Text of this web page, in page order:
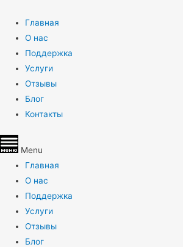
Главная
О нас
Поддержка
Услуги
Отзывы
Блог
Контакты
Menu
Главная
О нас
Поддержка
Услуги
Отзывы
Блог